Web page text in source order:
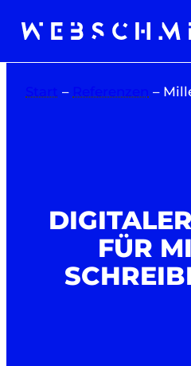
Inhalt
– –
FÜR